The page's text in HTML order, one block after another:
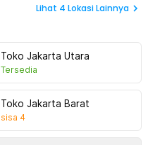
Lihat 4 Lokasi Lainnya
Toko Jakarta Utara
Tersedia
Toko Jakarta Barat
sisa 4